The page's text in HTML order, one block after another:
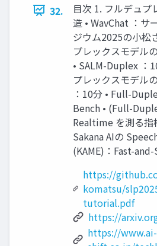
32.
目次 1. フルデュプ
造 • WavChat ：サ
ジウム2025の小松
プレックスモデル
• SALM-Duplex ：
プレックスモデル
：10分 • Full-
Bench • (Full-
Realtime を測る指
Sakana AIの
(KAME)：Fast-
https://
komatsu/
tutorial.pdf
https://
https://www.ai-